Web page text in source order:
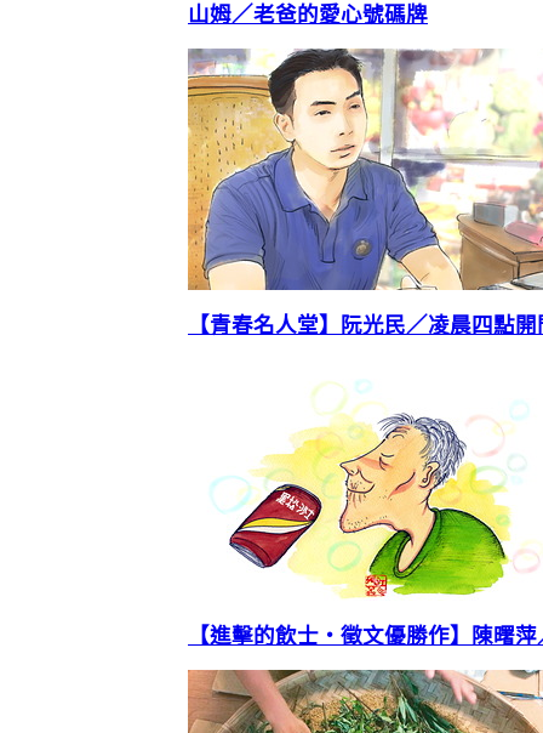
山姆／老爸的愛心號碼牌
【青春名人堂】阮光民／凌晨四點開
【進擊的飲士‧徵文優勝作】陳曙